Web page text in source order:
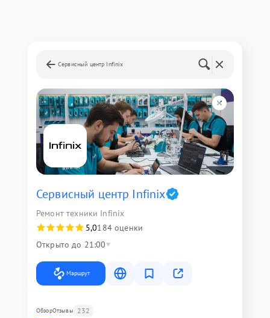
Сервисный центр Infinix
Сервисный центр Infinix
Ремонт техники Infinix
5,0184 оценки
Открыто до 21:00
Маршрут
ОбзорОтзывы 232